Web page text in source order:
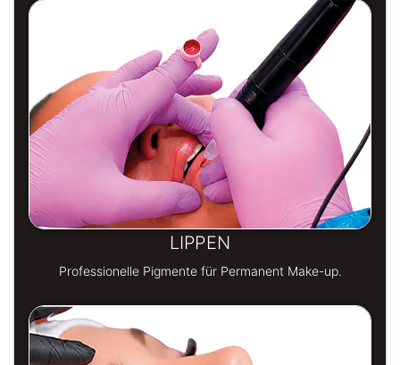
LIPPEN
Professionelle Pigmente für Permanent Make-up.